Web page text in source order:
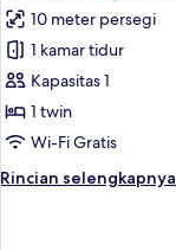
untuk
Kamar
Single,
balkon
10 meter persegi
1 kamar tidur
Kapasitas 1
1 twin
Wi-Fi Gratis
Rincian selengkapnya
Rincian